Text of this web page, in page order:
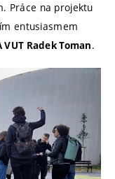
Práce na projektu
entusiasmem
VUT Radek Toman.